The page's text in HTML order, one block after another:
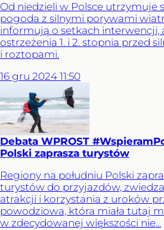
Od niedzieli w Polsce utrzymuje
pogoda z silnymi porywami
informują o setkach interwencji,
ostrzeżenia 1. i 2. stopnia przed
i roztopami.
16 gru 2024 11:50
Debata WPROST
Polski zaprasza turystów
Regiony na południu Polski
turystów do przyjazdów,
atrakcji i korzystania z uroków
powodziowa, która miała tutaj
w zdecydowanej większości nie...